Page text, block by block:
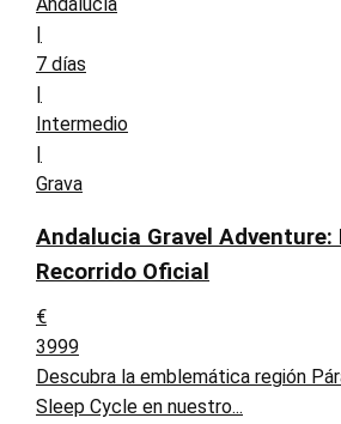
|
7 días
|
Intermedio
|
Grava
Andalucia Gravel Adventure:
Recorrido Oficial
€
3999
Descubra la emblemática región
Sleep Cycle en nuestro...